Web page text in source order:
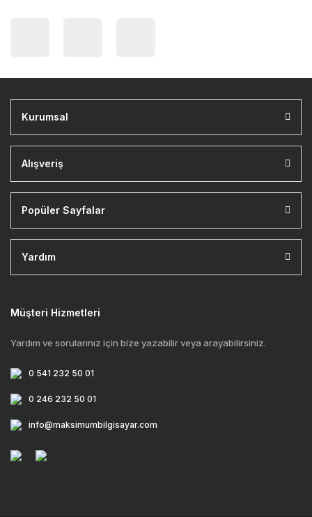
Kurumsal
Alışveriş
Popüler Sayfalar
Yardım
Müşteri Hizmetleri
Yardım ve sorularınız için bize yazabilir veya arayabilirsiniz.
0 541 232 50 01
0 246 232 50 01
info@maksimumbilgisayar.com